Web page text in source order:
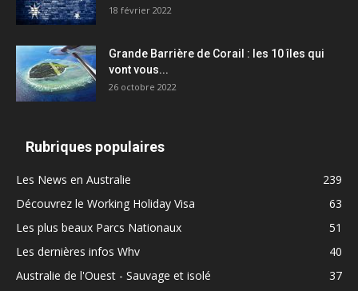
18 février 2022
Grande Barrière de Corail : les 10 îles qui
vont vous...
26 octobre 2022
Rubriques populaires
Les News en Australie
239
Découvrez le Working Holiday Visa
63
Les plus beaux Parcs Nationaux
51
Les dernières infos Whv
40
Australie de l'Ouest - Sauvage et isolé
37